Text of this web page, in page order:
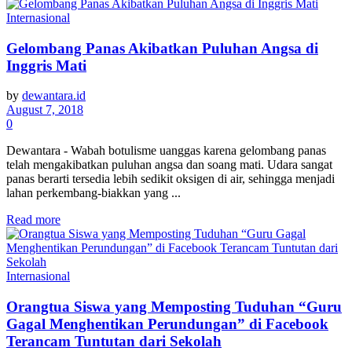
Internasional
Gelombang Panas Akibatkan Puluhan Angsa di
Inggris Mati
by dewantara.id
August 7, 2018
0
Dewantara - Wabah botulisme uanggas karena gelombang panas
telah mengakibatkan puluhan angsa dan soang mati. Udara sangat
panas berarti tersedia lebih sedikit oksigen di air, sehingga menjadi
lahan perkembang-biakkan yang ...
Read more
Internasional
Orangtua Siswa yang Memposting Tuduhan “Guru
Gagal Menghentikan Perundungan” di Facebook
Terancam Tuntutan dari Sekolah